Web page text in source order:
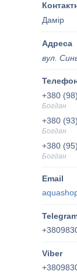
Дамір
вул.
+380
Богдан
+380
Богдан
+380
Богдан